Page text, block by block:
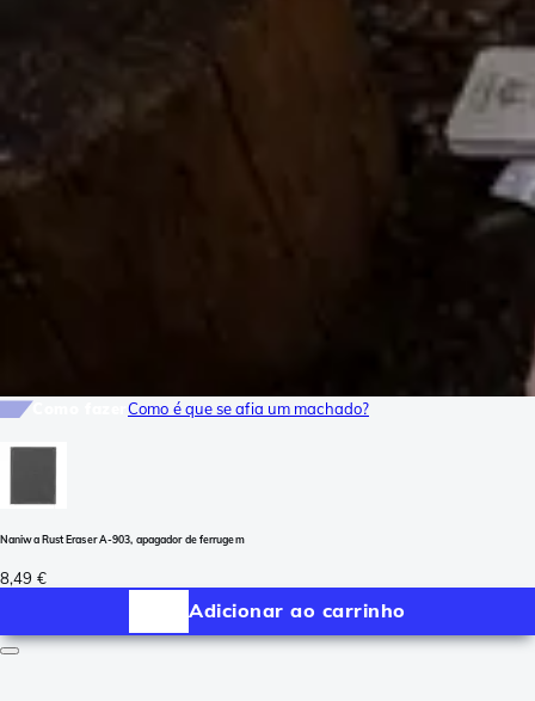
Como é que se afia um machado?
Naniwa Rust Eraser A-903, apagador de ferrugem
8,49 €
Adicionar ao carrinho